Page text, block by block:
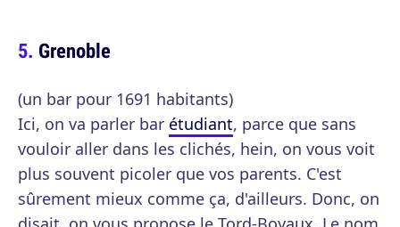
Grenoble
(un bar pour 1691 habitants)
Ici, on va parler bar étudiant, parce que sans
vouloir aller dans les clichés, hein, on vous voit
plus souvent picoler que vos parents. C'est
sûrement mieux comme ça, d'ailleurs. Donc, on